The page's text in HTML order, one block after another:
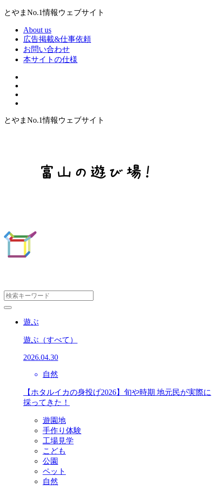
とやまNo.1情報ウェブサイト
About us
広告掲載&仕事依頼
お問い合わせ
本サイトの仕様
とやまNo.1情報ウェブサイト
遊ぶ
遊ぶ （すべて）
2026.04.30
自然
【ホタルイカの身投げ2026】旬や時期 地元民が実際に
採ってきた！
遊園地
手作り体験
工場見学
こども
公園
ペット
自然